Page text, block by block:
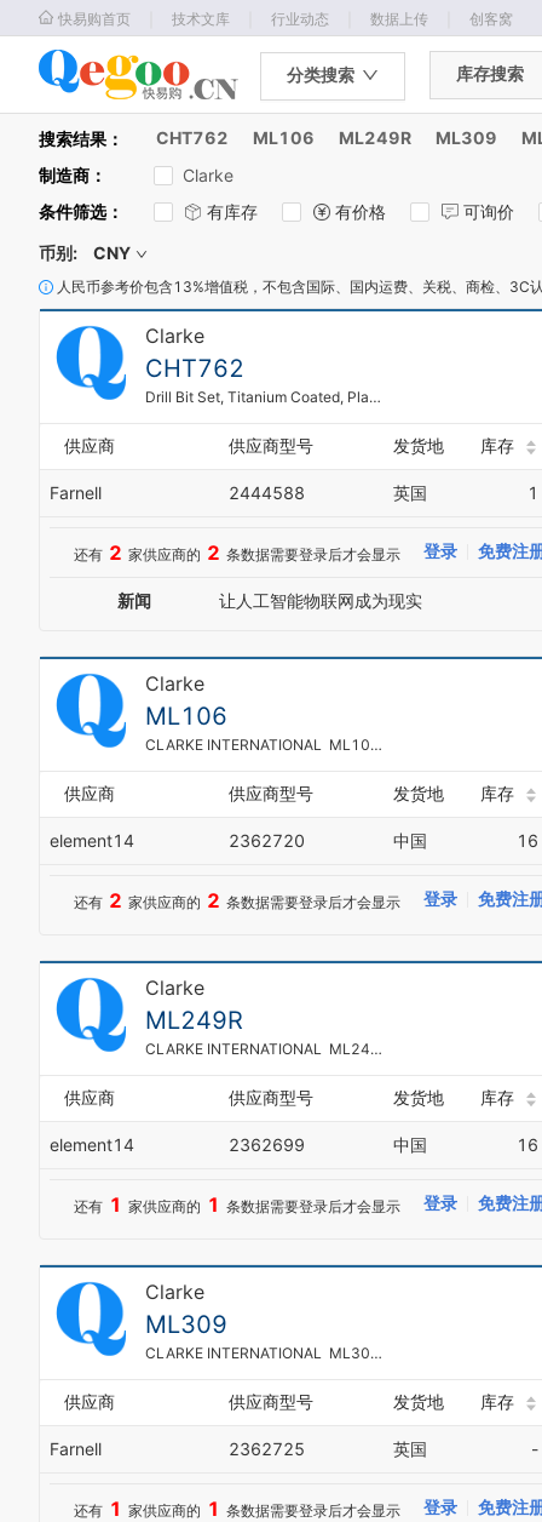
快易购首页 技术文库 行业动态 数据上传 创客窝
分类搜索 库存搜索
搜索结果： CHT762 ML106 ML249R ML309
制造商 ：
Clarke
条件筛选： 有库存 有价格
可询价
币别:
CNY
人民币参考价包含13%增值税，不包含国际、国内运费、关税、商检、3C
Clarke
CHT762
Drill Bit Set, Titanium Coated, Plastic Case, 17 Piece
供应商 供应商型号 发货地 库存
Farnell 2444588 英国 1
还有 2 家供应商的 2 条数据需要登录后才会显示 登录 免费注
新闻 让人工智能物联网成为现实
Clarke
ML106
CLARKE INTERNATIONAL ML106 旋转轮, Swivel, Nylon, Industrial and Material Handling Applications, 54 kg, 50 mm
供应商 供应商型号 发货地 库存
element14 2362720 中国 16
还有 2 家供应商的 2 条数据需要登录后才会显示 登录 免费注
Clarke
ML249R
CLARKE INTERNATIONAL ML249R 旋转轮, 固定, 橡胶, Industrial and Material Handling Applications, 45 kg, 64 mm
供应商 供应商型号 发货地 库存
element14 2362699 中国 16
还有 1 家供应商的 1 条数据需要登录后才会显示 登录 免费注
Clarke
ML309
CLARKE INTERNATIONAL ML309 Caster, Swivel, Rubber, Industrial and Material Handling Applications, 54 kg, 75 mm
供应商 供应商型号 发货地 库存
Farnell 2362725 英国 -
还有 1 家供应商的 1 条数据需要登录后才会显示 登录 免费注